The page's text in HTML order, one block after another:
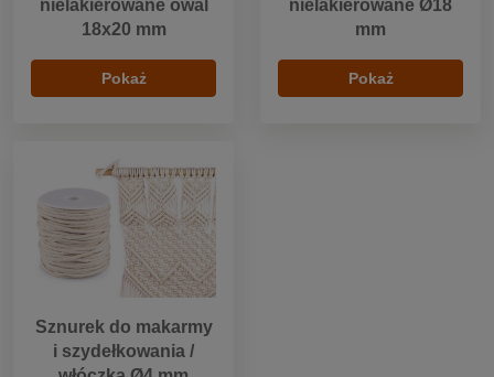
nielakierowane owal
18x20 mm
Pokaż
nielakierowane Ø18
mm
Pokaż
Sznurek do makarmy
i szydełkowania /